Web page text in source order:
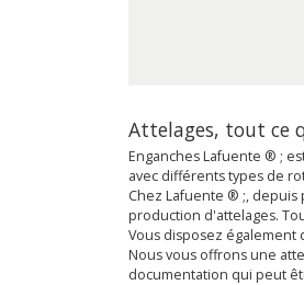
Attelages, tout ce
Enganches Lafuente ® ;
avec différents types de
Chez Lafuente ® ;, depuis
production d'attelages.
Vous disposez également
Nous vous offrons une
documentation qui peut